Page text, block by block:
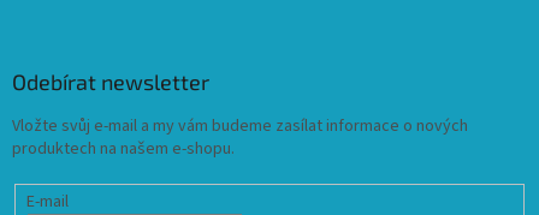
Odebírat newsletter
Vložte svůj e-mail a my vám budeme zasílat informace o nových
produktech na našem e-shopu.
E-mail